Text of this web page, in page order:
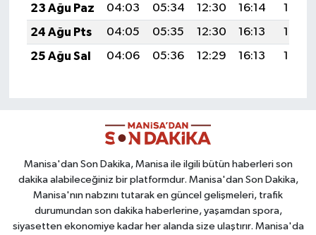
23 Ağu Paz
04:03 05:34 12:30 16:14
19:15
24 Ağu Pts
04:05 05:35 12:30 16:13
19:14
25 Ağu Sal
04:06 05:36 12:29 16:13 19:12
Manisa'dan Son Dakika, Manisa ile ilgili bütün haberleri son
dakika alabileceğiniz bir platformdur. Manisa'dan Son Dakika,
Manisa'nın nabzını tutarak en güncel gelişmeleri, trafik
durumundan son dakika haberlerine, yaşamdan spora,
siyasetten ekonomiye kadar her alanda size ulaştırır. Manisa'da